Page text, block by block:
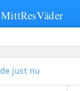
just nu
MittResVäder